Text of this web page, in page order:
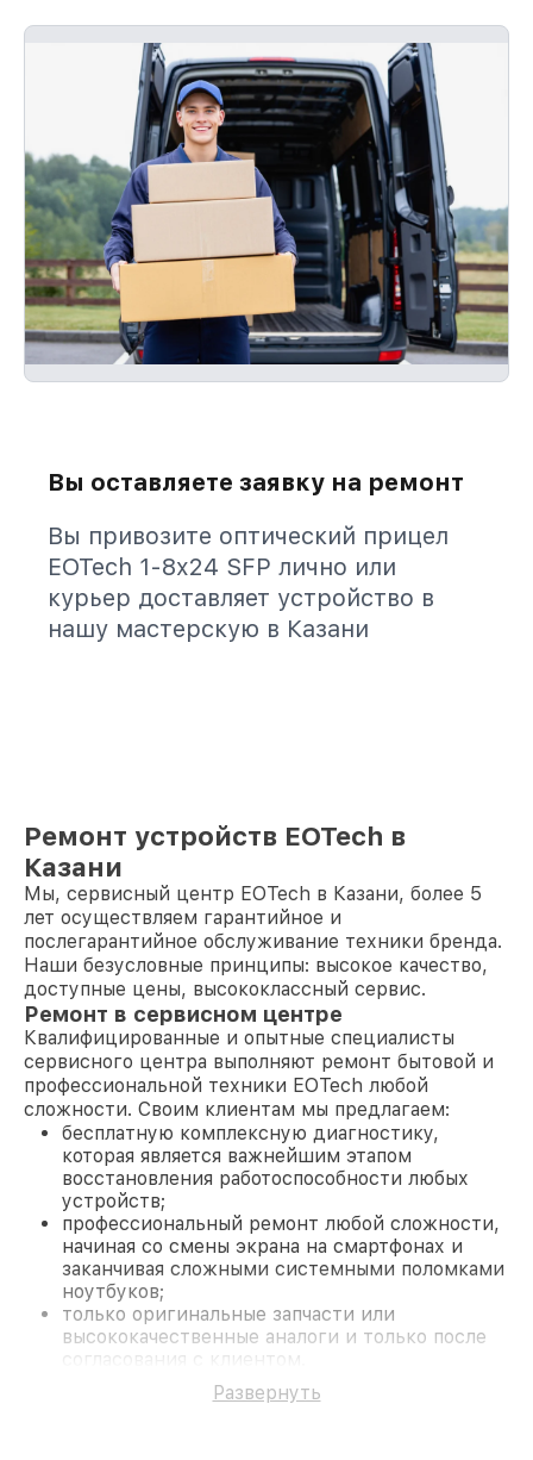
Вы оставляете заявку на ремонт
Вы привозите оптический прицел
EOTech 1-8x24 SFP лично или
курьер доставляет устройство в
нашу мастерскую в Казани
Ремонт устройств EOTech в
Казани
Мы, сервисный центр EOTech в Казани, более 5
лет осуществляем гарантийное и
послегарантийное обслуживание техники бренда.
Наши безусловные принципы: высокое качество,
доступные цены, высококлассный сервис.
Ремонт в сервисном центре
Квалифицированные и опытные специалисты
сервисного центра выполняют ремонт бытовой и
профессиональной техники EOTech любой
сложности. Своим клиентам мы предлагаем:
бесплатную комплексную диагностику,
которая является важнейшим этапом
восстановления работоспособности любых
устройств;
профессиональный ремонт любой сложности,
начиная со смены экрана на смартфонах и
заканчивая сложными системными поломками
ноутбуков;
только оригинальные запчасти или
высококачественные аналоги и только после
согласования с клиентом.
На все работы и замененные комплектующие
предоставляется длительная гарантия. В случае
Развернуть